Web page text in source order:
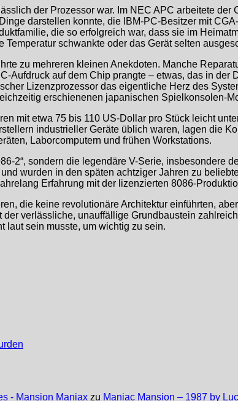
der Prozessor war. Im NEC APC arbeitete
darstellen konnte, die IBM-PC-Besitzer mit
die so erfolgreich war, dass sie im
schwankte oder das Gerät selten
zu mehreren kleinen Anekdoten. Manche
Aufdruck auf dem Chip prangte – etwas, das in
Lizenzprozessor das eigentliche Herz des
erschienenen japanischen Spielkonsolen-
mit etwa 75 bis 110 US-Dollar pro Stück leicht
industrieller Geräte üblich waren, lagen die
Laborcomputern und frühen Workstations.
2“, sondern die legendäre V-Serie, insbesondere
wurden in den späten achtziger Jahren zu
Erfahrung mit der lizenzierten 8086-
die keine revolutionäre Architektur einführten,
verlässliche, unauffällige Grundbaustein
laut sein musste, um wichtig zu sein.
- Mansion Maniax zu Maniac Mansion – 1987 by